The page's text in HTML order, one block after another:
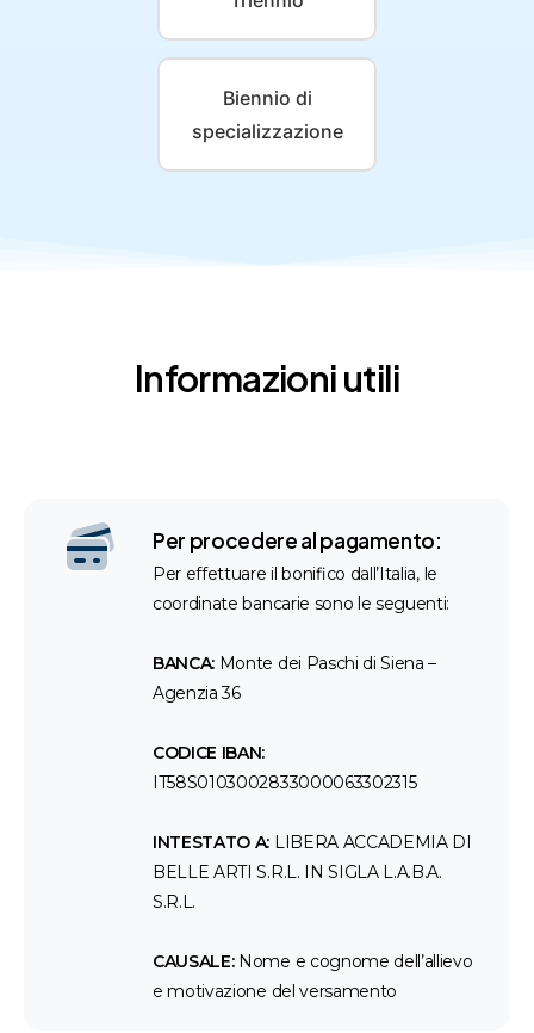
Biennio di
specializzazione
Informazioni utili
Per procedere al pagamento:
Per effettuare il bonifico dall’Italia, le
coordinate bancarie sono le seguenti:
BANCA: Monte dei Paschi di Siena –
Agenzia 36
CODICE IBAN:
IT58S0103002833000063302315
INTESTATO A: LIBERA ACCADEMIA DI
BELLE ARTI S.R.L. IN SIGLA L.A.B.A.
S.R.L.
CAUSALE:Nome e cognome dell’allievo
e motivazione del versamento